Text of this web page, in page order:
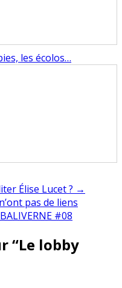
les écolos…
Élise Lucet ? →
pas de liens
#08
“Le lobby